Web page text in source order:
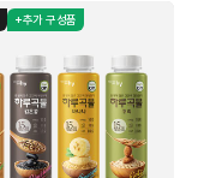
+추가 구성품